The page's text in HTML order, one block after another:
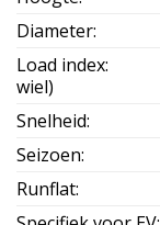
Diameter:
Load index:
wiel)
Snelheid:
Seizoen:
Runflat: